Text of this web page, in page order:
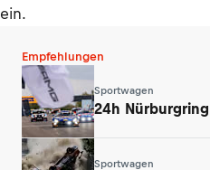
ein.
Empfehlungen
Sportwagen
24h
Sportwagen